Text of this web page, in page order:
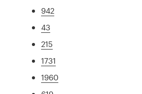
942
43
215
1731
1960